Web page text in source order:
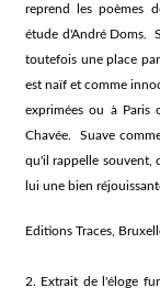
reprend les poèmes
étude d'André Doms.
toutefois une place
est naïf et comme
exprimées ou à Paris
Chavée. Suave
qu'il rappelle souvent,
lui une bien
Editions Traces,
2. Extrait de l'éloge